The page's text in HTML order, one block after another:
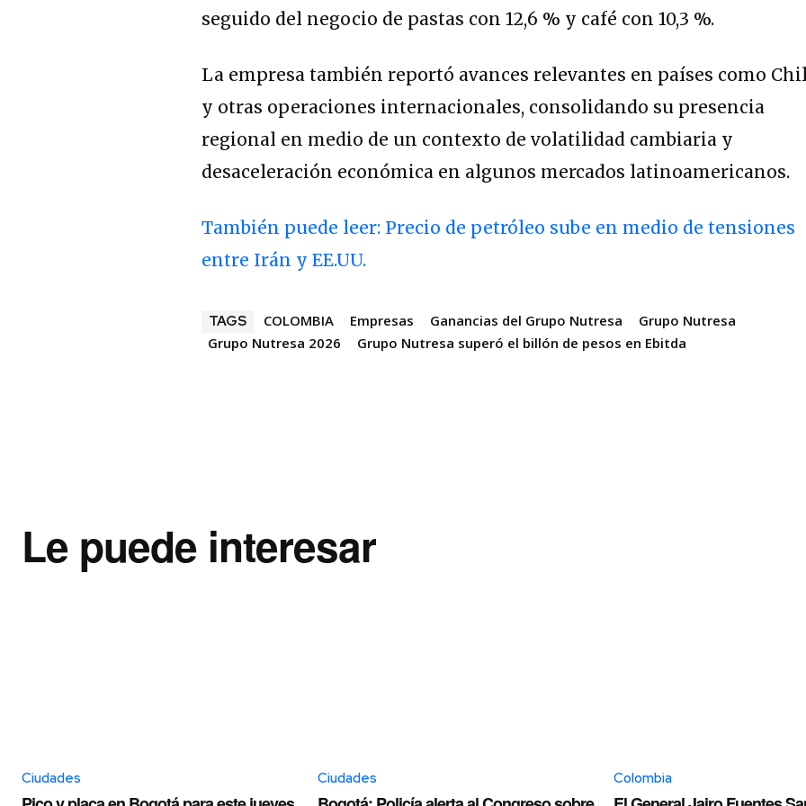
seguido del negocio de pastas con 12,6 % y café con 10,3 %.
La empresa también reportó avances relevantes en países como
y otras operaciones internacionales, consolidando su presencia
regional en medio de un contexto de volatilidad cambiaria y
desaceleración económica en algunos mercados latinoamericanos.
También puede leer: Precio de petróleo sube en medio de tensiones
entre Irán y EE.UU.
TAGS COLOMBIA Empresas Ganancias del Grupo Nutresa
Grupo Nutresa
Grupo Nutresa 2026
Grupo Nutresa superó el billón de pesos en Ebitda
Le puede interesar
Ciudades Ciudades Colombia